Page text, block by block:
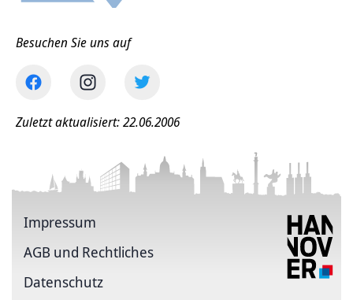
Besuchen Sie uns auf
Zuletzt aktualisiert: 22.06.2006
Impressum
AGB und Rechtliches
Datenschutz